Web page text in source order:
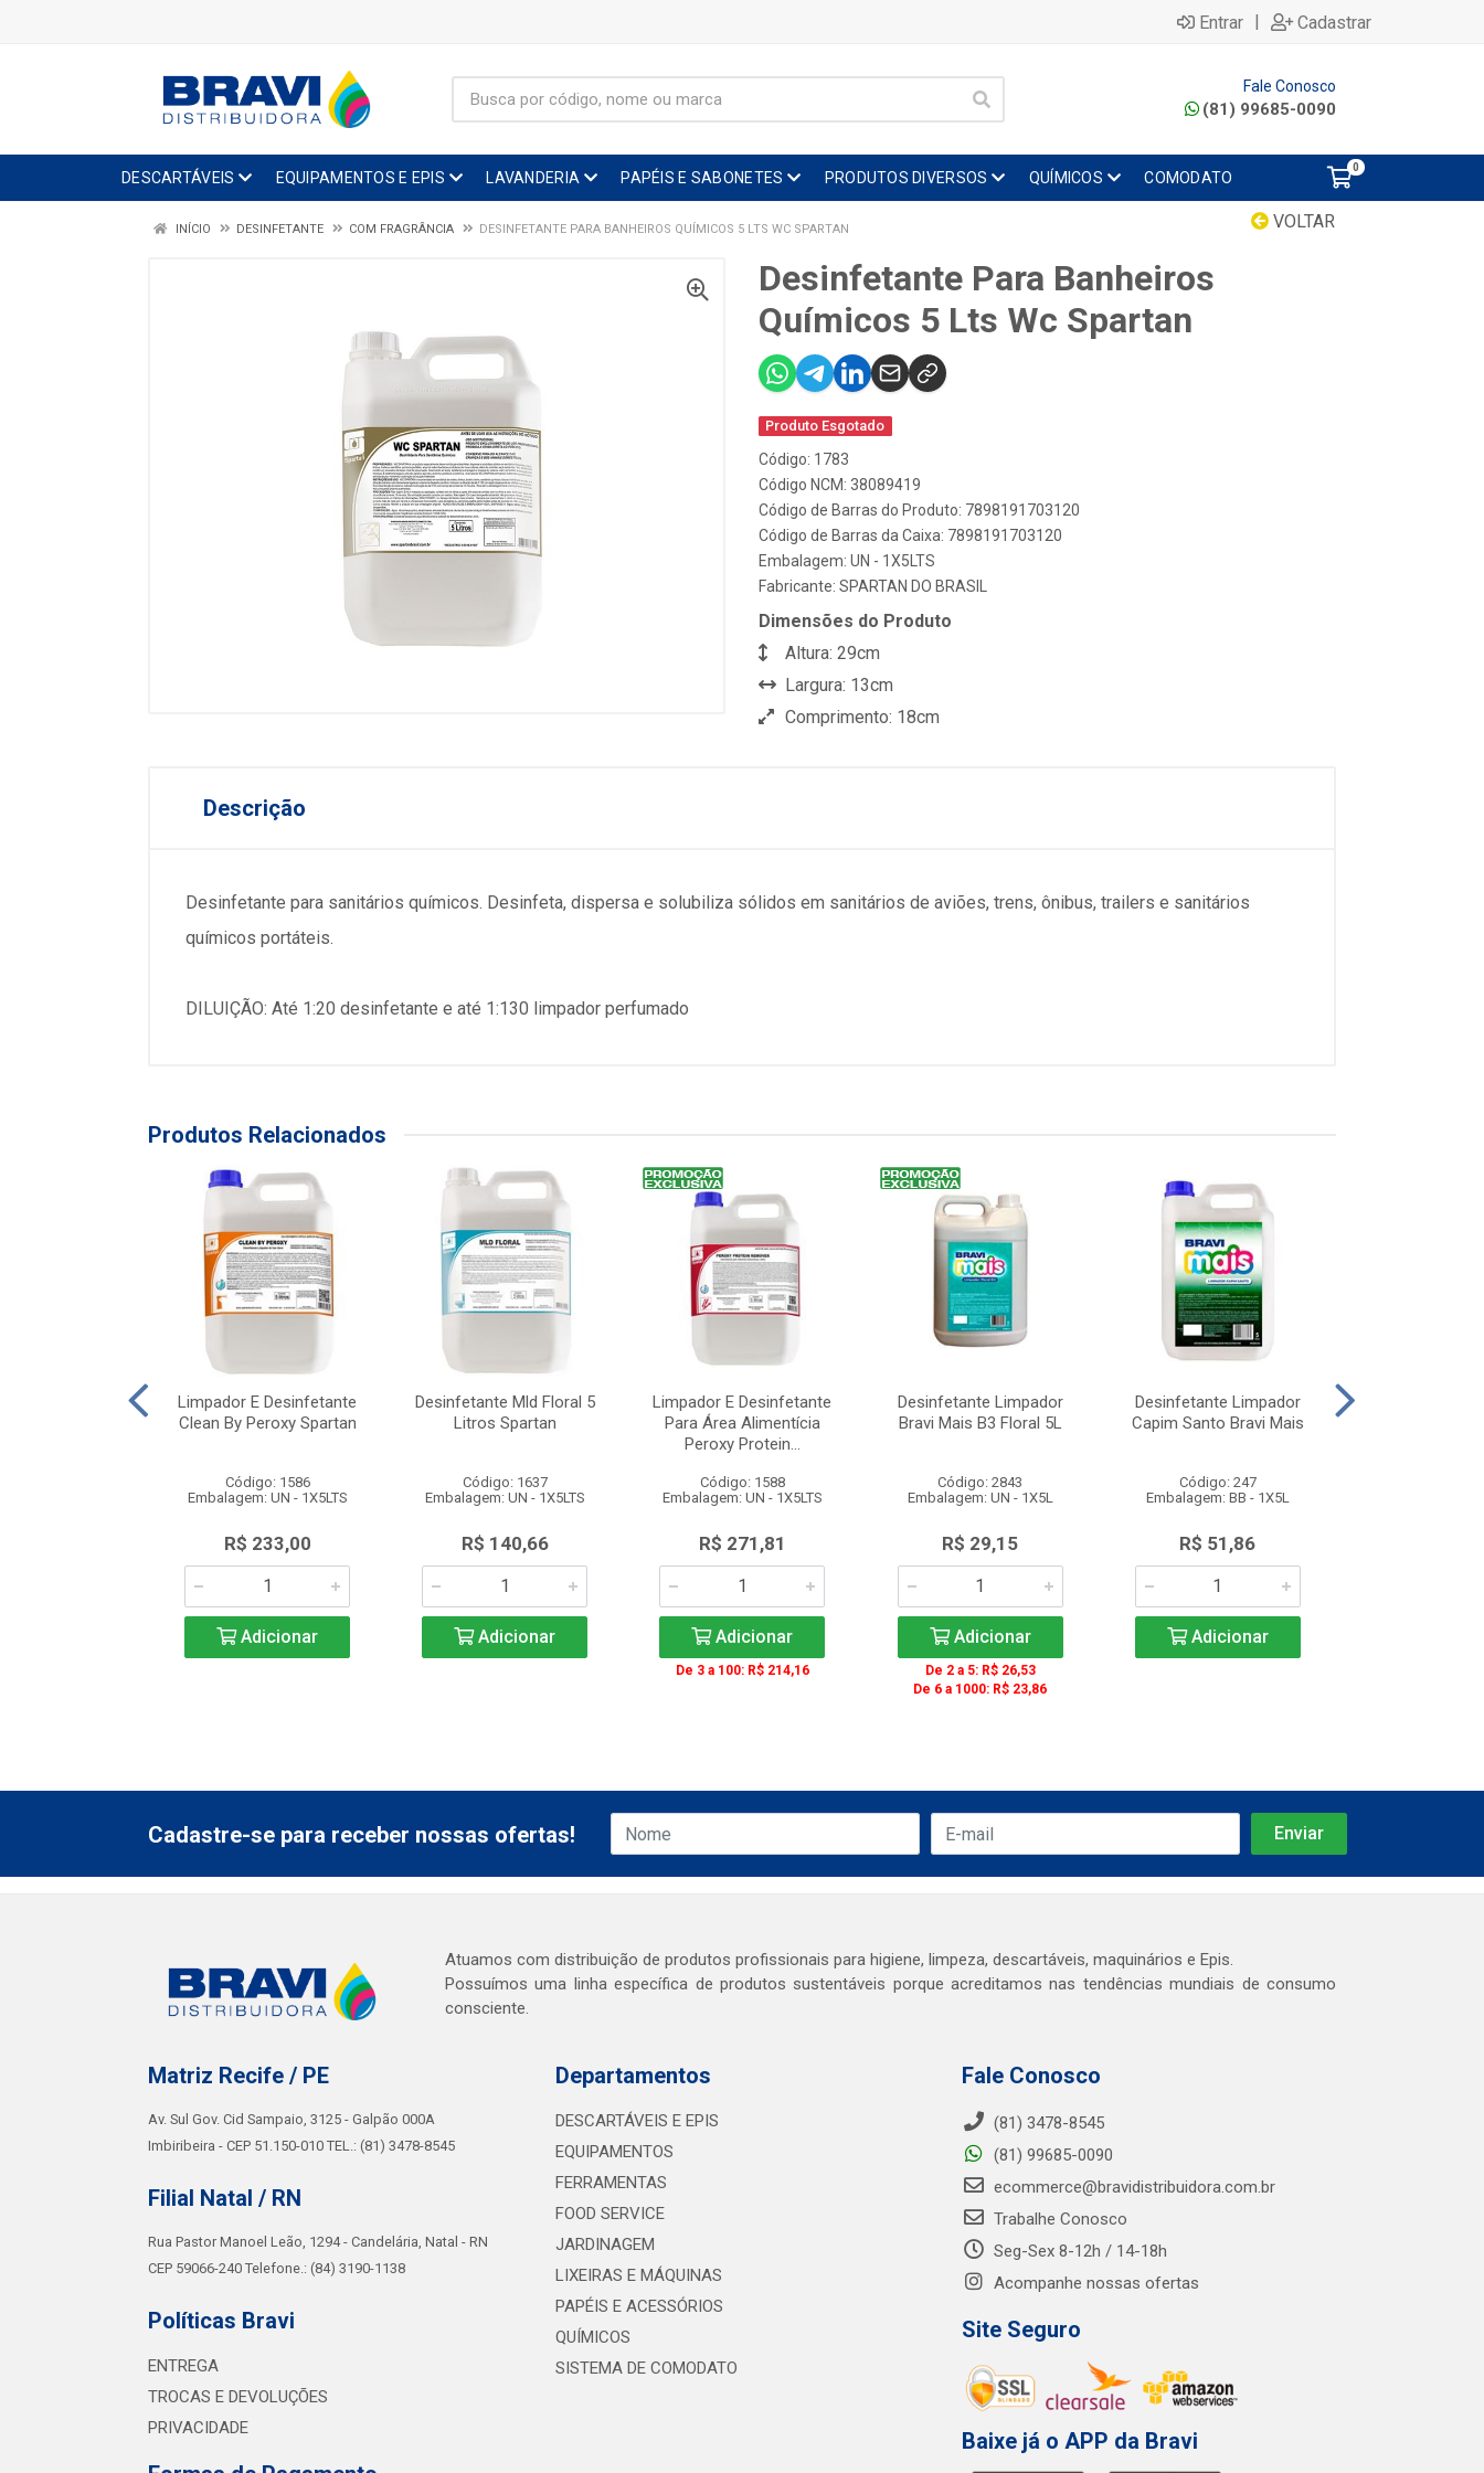
Entrar | Cadastrar
Fale Conosco
(81) 99685-0090
DESCARTÁVEIS EQUIPAMENTOS E EPIS LAVANDERIA PAPÉIS E SABONETES PRODUTOS DIVERSOS QUÍMICOS COMODATO
0
VOLTAR
INÍCIO DESINFETANTE COM FRAGRÂNCIA DESINFETANTE PARA BANHEIROS QUÍMICOS 5 LTS WC SPARTAN
Desinfetante Para Banheiros
Químicos 5 Lts Wc Spartan
Produto Esgotado
Código: 1783
Código NCM: 38089419
Código de Barras do Produto: 7898191703120
Código de Barras da Caixa: 7898191703120
Embalagem: UN - 1X5LTS
Fabricante: SPARTAN DO BRASIL
Dimensões do Produto
Altura: 29cm
Largura: 13cm
Comprimento: 18cm
Descrição
Desinfetante para sanitários químicos. Desinfeta, dispersa e solubiliza sólidos em sanitários de aviões, trens, ônibus, trailers e sanitários
químicos portáteis.
DILUIÇÃO: Até 1:20 desinfetante e até 1:130 limpador perfumado
Produtos Relacionados
Limpador E Desinfetante
Clean By Peroxy Spartan
Código: 1586
Embalagem: UN - 1X5LTS
R$ 233,00
Adicionar
Desinfetante Mld Floral 5
Litros Spartan
Código: 1637
Embalagem: UN - 1X5LTS
R$ 140,66
Adicionar
Limpador E Desinfetante
Para Área Alimentícia
Peroxy Protein...
Código: 1588
Embalagem: UN - 1X5LTS
R$ 271,81
Adicionar
De 3 a 100: R$ 214,16
Desinfetante Limpador
Bravi Mais B3 Floral 5L
Código: 2843
Embalagem: UN - 1X5L
R$ 29,15
Adicionar
De 2 a 5: R$ 26,53
De 6 a 1000: R$ 23,86
Desinfetante Limpador
Capim Santo Bravi Mais
Código: 247
Embalagem: BB - 1X5L
R$ 51,86
Adicionar
Cadastre-se para receber nossas ofertas!
Atuamos com distribuição de produtos profissionais para higiene, limpeza, descartáveis, maquinários e Epis.
Possuímos uma linha específica de produtos sustentáveis porque acreditamos nas tendências mundiais de consumo
consciente.
Matriz Recife / PE
Av. Sul Gov. Cid Sampaio, 3125 - Galpão 000A
Imbiribeira - CEP 51.150-010 TEL.: (81) 3478-8545
Filial Natal / RN
Rua Pastor Manoel Leão, 1294 - Candelária, Natal - RN
CEP 59066-240 Telefone.: (84) 3190-1138
Políticas Bravi
ENTREGA
TROCAS E DEVOLUÇÕES
PRIVACIDADE
Departamentos
DESCARTÁVEIS E EPIS
EQUIPAMENTOS
FERRAMENTAS
FOOD SERVICE
JARDINAGEM
LIXEIRAS E MÁQUINAS
PAPÉIS E ACESSÓRIOS
QUÍMICOS
SISTEMA DE COMODATO
Fale Conosco
(81) 3478-8545
(81) 99685-0090
ecommerce@bravidistribuidora.com.br
Trabalhe Conosco
Seg-Sex 8-12h / 14-18h
Acompanhe nossas ofertas
Site Seguro
Baixe já o APP da Bravi